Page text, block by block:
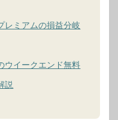
レミアムの損益分岐
ウイークエンド無料
説